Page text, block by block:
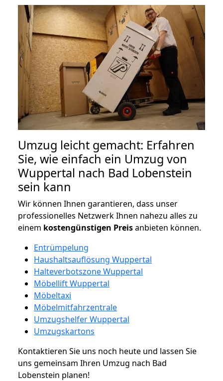
Umzug leicht gemacht: Erfahren
Sie, wie einfach ein Umzug von
Wuppertal nach Bad Lobenstein
sein kann
Wir können Ihnen garantieren, dass unser
professionelles Netzwerk Ihnen nahezu alles zu
einem kostengünstigen Preisanbieten können.
Entrümpelung
Haushaltsauflösung Wuppertal
Halteverbotszone Wuppertal
Möbellift Wuppertal
Möbeltaxi
Möbelmitfahrzentrale
Umzugshelfer Wuppertal
Umzugskartons
Kontaktieren Sie uns noch heute und lassen Sie
uns gemeinsam Ihren Umzug nach Bad
Lobenstein planen!